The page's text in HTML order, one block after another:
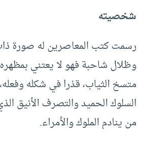
شخصيته
رسمت كتب المعاصرين له صورة
وظلال شاحبة فهو لا يعتني
متسخ الثياب، قذرا في شكله
السلوك الحميد والتصرف الأنيق
من ينادم الملوك والأمراء.